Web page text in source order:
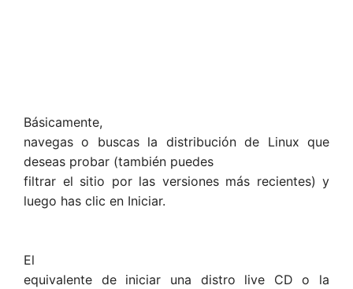
Básicamente,
navegas o buscas la distribución de Linux que
deseas probar (también puedes
filtrar el sitio por las versiones más recientes) y
luego has clic en Iniciar.
El
equivalente de iniciar una distro live CD o la